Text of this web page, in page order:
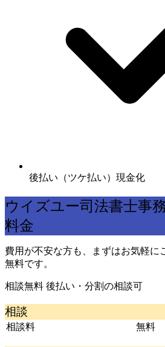
後払い（ツケ払い）現金化
ウイズユー司法書士事
料金
費用が不安な方も、まずはお気軽に
無料です。
相談無料 後払い・分割の相談可
相談
相談料 無料